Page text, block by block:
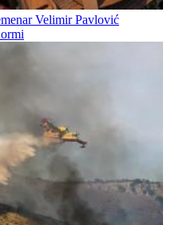
Velimir Pavlović